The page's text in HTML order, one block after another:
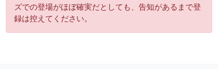
ズでの登場がほぼ確実だとしても、告知があるまで登
録は控えてください。